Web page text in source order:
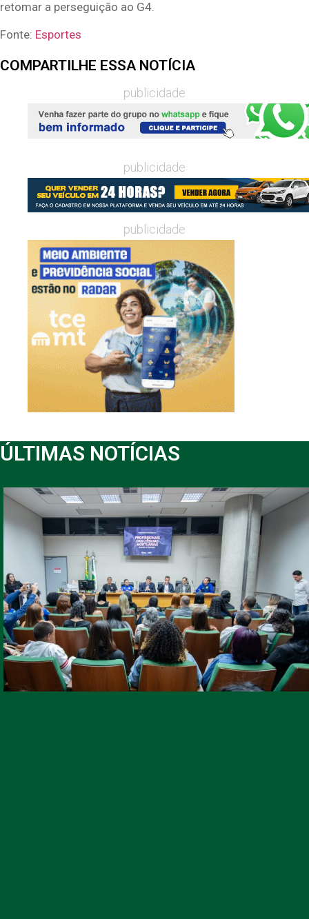
retomar a perseguição ao G4.
Fonte: Esportes
COMPARTILHE ESSA NOTÍCIA
publicidade
publicidade
publicidade
ÚLTIMAS NOTÍCIAS